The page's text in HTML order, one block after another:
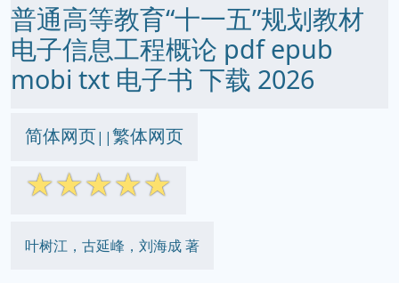
普通高等教育“十一五”规划教材
电子信息工程概论 pdf epub
mobi txt 电子书 下载 2026
简体网页||繁体网页
☆☆☆☆☆
叶树江，古延峰，刘海成 著